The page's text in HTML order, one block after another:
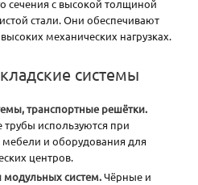
сечения с высокой толщиной
стали. Они обеспечивают
механических нагрузках.
системы
транспортные решётки.
используются при
мебели и оборудования для
центров.
модульных систем.Чёрные и